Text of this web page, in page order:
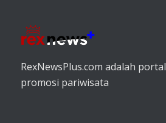
RexNewsPlus.com adalah
promosi pariwisata